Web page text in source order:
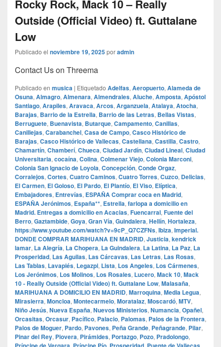
Rocky Rock, Mack 10 – Really
Outside (Official Video) ft. Guttalane
Low
Publicado el noviembre 19, 2025poradmin
Contact Us on Threema
Publicado en musica | Etiquetado Adelfas, Aeropuerto, Alameda de
Osuna, Almagro, Almenara, Almendrales, Aluche, Amposta, Apóstol
Santiago, Arapiles, Aravaca, Arcos, Arganzuela, Atalaya, Atocha,
Barajas, Barrio de la Estrella, Barrio de las Letras, Bellas Vistas,
Berruguete, Buenavista, Butarque, Campamento, Canillas,
Canillejas, Carabanchel, Casa de Campo, Casco Histórico de
Barajas, Casco Histórico de Vallecas, Castellana, Castilla, Castro,
Chamartín, Chamberí, Chueca, Ciudad Jardín, Ciudad Lineal, Ciudad
Universitaria, cocaína, Colina, Colmenar Viejo, Colonia Marconi,
Colonia San Ignacio de Loyola, Concepción, Conde Orgaz,
Corralejos, Cortes, Cuatro Caminos, Cuatro Torres, Cuzco, Delicias,
El Carmen, El Goloso, El Pardo, El Plantío, El Viso, Elíptica,
Embajadores, Entrevías, ESPAÑA Comprar coca en Madrid,
ESPAÑA Jerónimos, España**, Estrella, farlopa a domicilio en
Madrid. Entregas a domicilio en Acacias, Fuencarral, Fuente del
Berro, Gaztambide, Goya, Gran Vía, Guindalera, Hellín, Hortaleza,
https://www.youtube.com/watch?v=9cP_Q7CZFNs, Ibiza, Imperial.
DONDE COMPRAR MARIHUANA EN MADRID, Justicia, kendrick
lamar, La Alegría, La Chopera, La Guindalera, La Latina, La Paz, La
Prosperidad, Las Aguilas, Las Cárcavas, Las Letras, Las Rosas,
Las Tablas, Lavapiés, Legazpi, Lista, Los Angeles, Los Cármenes,
Los Jerónimos, Los Molinos, Los Rosales, Lucero, Mack 10, Mack
10 - Really Outside (Official Video) ft. Guttalane Low, Malasaña,
MARIHUANA A DOMICILIO EN MADRID, Marroquina, Media Legua,
Mirasierra, Moncloa, Montecarmelo, Moratalaz, Moscardó, MTV,
Niño Jesús, Nueva España, Nuevos Ministerios, Numancia, Opañel,
Orcasitas, Orcasur, Pacífico, Palacio, Palomas, Palos de la Frontera,
Palos de Moguer, Pardo, Pavones, Peña Grande, Peñagrande, Pilar,
Pinar del Rey, Piovera, Pirámides, Portazgo, Pozo, Pradolongo,